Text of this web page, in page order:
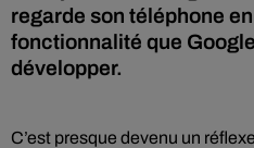
regarde son téléphone
fonctionnalité que
développer.
C’est presque devenu un